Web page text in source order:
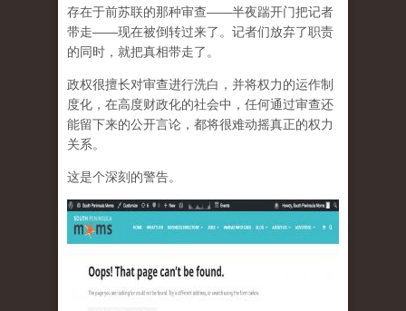
存在于前苏联的那种审查——半夜踹开门把记者
带走——现在被倒转过来了。记者们放弃了职责
的同时，就把真相带走了。
政权很擅长对审查进行洗白，并将权力的运作制
度化，在高度财政化的社会中，任何通过审查还
能留下来的公开言论，都将很难动摇真正的权力
关系。
这是个深刻的警告。